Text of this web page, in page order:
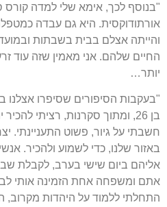
"בנוסף לכך, אימא שלי למדה קורס
אורתודוקסית. היא גם עבדה
והייתה אצלם בבית בשבתות
החיים שלהם. אני מאמין שזה עוד
יותר…
"בעקבות הסיפורים שסיפרו אצלנו
בן 26, ומתוך סקרנות, רציתי
חשבתי על גיור, פשוט התעניינתי.
באזור שלנו, כדי לשמוע ולהכיר.
אליהם ביום שישי בערב, לקבלת
אתם ומשפחה אחת הזמינה אותי
התחלתי ללמוד על היהדות מקרוב,